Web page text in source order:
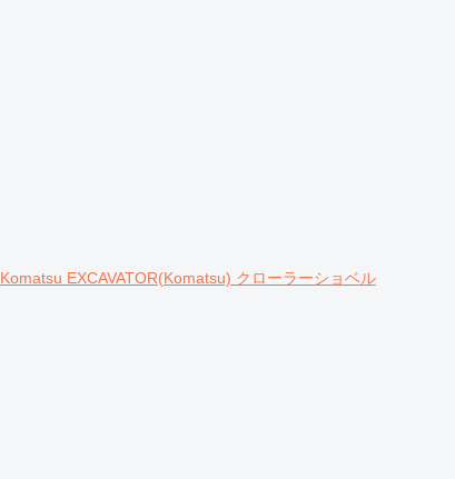
Komatsu EXCAVATOR(Komatsu) クローラーショベル